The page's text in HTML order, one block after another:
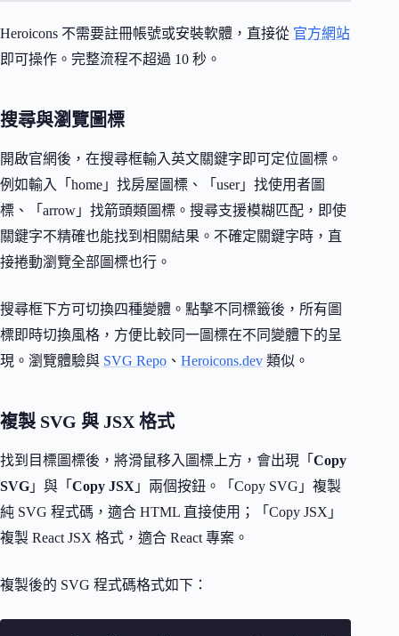
Heroicons 不需要註冊帳號或安裝軟體，直接從 官方網站
即可操作。完整流程不超過 10 秒。
搜尋與瀏覽圖標
開啟官網後，在搜尋框輸入英文關鍵字即可定位圖標。
例如輸入「home」找房屋圖標、「user」找使用者圖
標、「arrow」找箭頭類圖標。搜尋支援模糊匹配，即使
關鍵字不精確也能找到相關結果。不確定關鍵字時，直
接捲動瀏覽全部圖標也行。
搜尋框下方可切換四種變體。點擊不同標籤後，所有圖
標即時切換風格，方便比較同一圖標在不同變體下的呈
現。瀏覽體驗與 SVG Repo 、 Heroicons.dev 類似。
複製 SVG 與 JSX 格式
找到目標圖標後，將滑鼠移入圖標上方，會出現「 Copy
SVG 」與「 Copy JSX 」兩個按鈕。「Copy SVG」複製
純 SVG 程式碼，適合 HTML 直接使用；「Copy JSX」
複製 React JSX 格式，適合 React 專案。
複製後的 SVG 程式碼格式如下：